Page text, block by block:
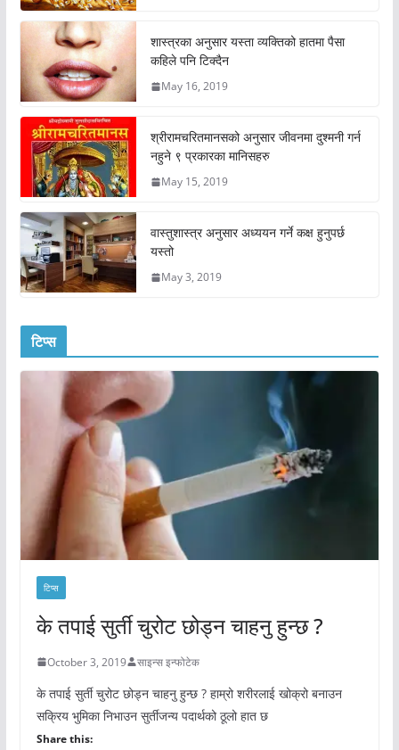
शास्त्रका अनुसार यस्ता व्यक्तिको हातमा पैसा
कहिले पनि टिक्दैन
May 16, 2019
श्रीरामचरितमानसको अनुसार जीवनमा दुश्मनी गर्न
नहुने ९ प्रकारका मानिसहरु
May 15, 2019
वास्तुशास्त्र अनुसार अध्ययन गर्ने कक्ष हुनुपर्छ
यस्तो
May 3, 2019
टिप्स
टिप्स
के तपाई सुर्ती चुरोट छोड्न चाहनु हुन्छ ?
October 3, 2019 साइन्स इन्फोटेक
के तपाई सुर्ती चुरोट छोड्न चाहनु हुन्छ ? हाम्रो शरीरलाई खोक्रो बनाउन
सक्रिय भुमिका निभाउन सुर्तीजन्य पदार्थको ठूलो हात छ
Share this: